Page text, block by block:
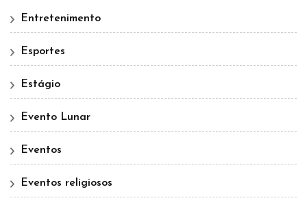
Entretenimento
Esportes
Estágio
Evento Lunar
Eventos
Eventos religiosos